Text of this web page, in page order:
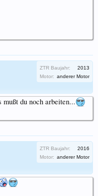
ZTR Baujahr:
2013
Motor: anderer Motor
du noch arbeiten...
ZTR Baujahr:
2016
Motor: anderer Motor